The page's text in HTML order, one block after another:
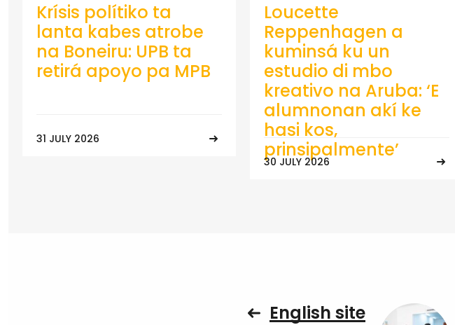
Krísis polítiko ta
lanta kabes atrobe
na Boneiru: UPB ta
retirá apoyo pa MPB
31 JULY 2026
Loucette
Reppenhagen a
kuminsá ku un
estudio di mbo
kreativo na Aruba: ‘E
alumnonan akí ke
hasi kos,
prinsipalmente’
30 JULY 2026
English site